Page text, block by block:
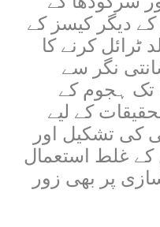
دیگر کیسز کے
ٹرائل کرنے کا
نگر سے
تک ہجوم کے
کے لیے
کی تشکیل اور
کے غلط استعمال
پر بھی زور